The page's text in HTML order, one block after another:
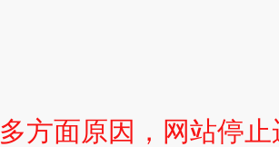
方面原因，网站停